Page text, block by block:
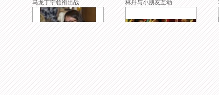
马龙丁宁领衔出战
林丹与小朋友互动